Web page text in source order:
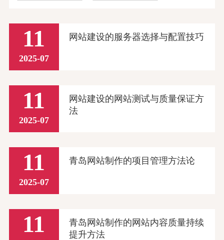
11
2025-07
网站建设的服务器选择与配置技巧
11
2025-07
网站建设的网站测试与质量保证方
法
11
2025-07
青岛网站制作的项目管理方法论
11
青岛网站制作的网站内容质量持续
提升方法